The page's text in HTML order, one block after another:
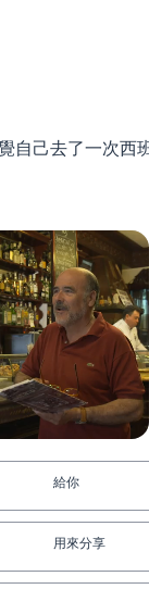
己去了一次西
給你
用來分享